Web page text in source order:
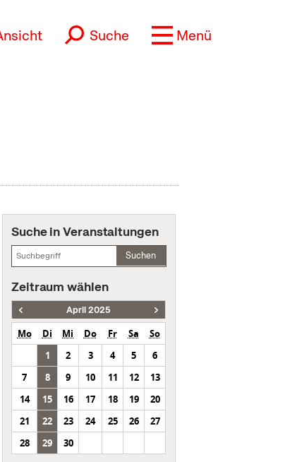
Suche Menü
Suche in Veranstaltungen
Suchen
Zeitraum wählen
April 2025
Mo Di Mi Do Fr Sa
So
1
2 3 4 5
6
7
8 9 10 11 12
13
14
15 16 17 18 19
20
21
22 23 24 25 26
27
28
29 30